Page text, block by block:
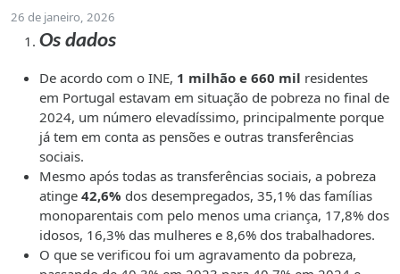
26 de janeiro, 2026
Os dados
De acordo com o INE, 1 milhão e 660 mil residentes
em Portugal estavam em situação de pobreza no final de
2024, um número elevadíssimo, principalmente porque
já tem em conta as pensões e outras transferências
sociais.
Mesmo após todas as transferências sociais, a pobreza
atinge 42,6% dos desempregados, 35,1% das famílias
monoparentais com pelo menos uma criança, 17,8% dos
idosos, 16,3% das mulheres e 8,6% dos trabalhadores.
O que se verificou foi um agravamento da pobreza,